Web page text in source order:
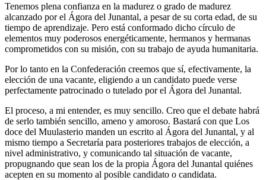
Tenemos plena confianza en la madurez o grado de madurez
alcanzado por el Ágora del Junantal, a pesar de su corta edad, de su
tiempo de aprendizaje. Pero está conformado dicho círculo de
elementos muy poderosos energéticamente, hermanos y hermanas
comprometidos con su misión, con su trabajo de ayuda humanitaria.
Por lo tanto en la Confederación creemos que sí, efectivamente, la
elección de una vacante, eligiendo a un candidato puede verse
perfectamente patrocinado o tutelado por el Ágora del Junantal.
El proceso, a mi entender, es muy sencillo. Creo que el debate habrá
de serlo también sencillo, ameno y amoroso. Bastará con que Los
doce del Muulasterio manden un escrito al Ágora del Junantal, y al
mismo tiempo a Secretaría para posteriores trabajos de elección, a
nivel administrativo, y comunicando tal situación de vacante,
propugnando que sean los de la propia Ágora del Junantal quiénes
acepten en su momento al posible candidato o candidata.